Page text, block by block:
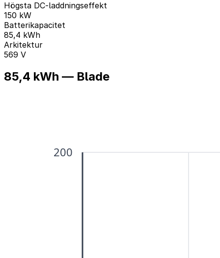
Högsta DC-laddningseffekt
150 kW
Batterikapacitet
85,4 kWh
Arkitektur
569 V
85,4 kWh — Blade